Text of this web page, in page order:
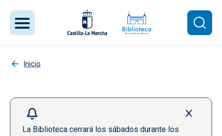
Inicio
La Biblioteca cerrará los sábados durante los